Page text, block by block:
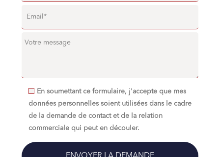
En soumettant ce formulaire, j'accepte que mes
données personnelles soient utilisées dans le cadre
de la demande de contact et de la relation
commerciale qui peut en découler.